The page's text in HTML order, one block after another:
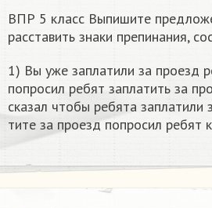
ВПР 5 класс Выпишите
расставить знаки препинания,
1) Вы уже за­пла­ти­ли за про­езд
по­про­сил ребят за­пла­тить за
ска­зал чтобы ре­бя­та
ти­те за про­езд по­про­сил ребят